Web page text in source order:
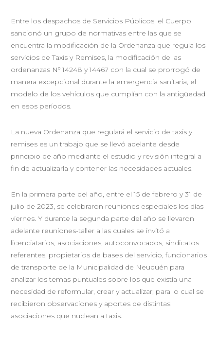
Entre los despachos de Servicios Públicos, el Cuerpo
sancionó un grupo de normativas entre las que se
encuentra la modificación de la Ordenanza que regula los
servicios de Taxis y Remises, la modificación de las
ordenanzas Nº 14248 y 14467 con la cual se prorrogó de
manera excepcional durante la emergencia sanitaria, el
modelo de los vehículos que cumplían con la antigüedad
en esos períodos.
La nueva Ordenanza que regulará el servicio de taxis y
remises es un trabajo que se llevó adelante desde
principio de año mediante el estudio y revisión integral a
fin de actualizarla y contener las necesidades actuales.
En la primera parte del año, entre el 15 de febrero y 31 de
julio de 2023, se celebraron reuniones especiales los días
viernes. Y durante la segunda parte del año se llevaron
adelante reuniones-taller a las cuales se invitó a
licenciatarios, asociaciones, autoconvocados, sindicatos
referentes, propietarios de bases del servicio, funcionarios
de transporte de la Municipalidad de Neuquén para
analizar los temas puntuales sobre los que existía una
necesidad de reformular, crear y actualizar; para lo cual se
recibieron observaciones y aportes de distintas
asociaciones que nuclean a taxis.